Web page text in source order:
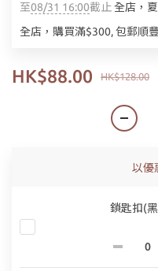
至08/31 16:00截止全店，
全店，購買滿$300, 包郵順
HK$128.00
HK$88.00
以優
鎖匙扣(